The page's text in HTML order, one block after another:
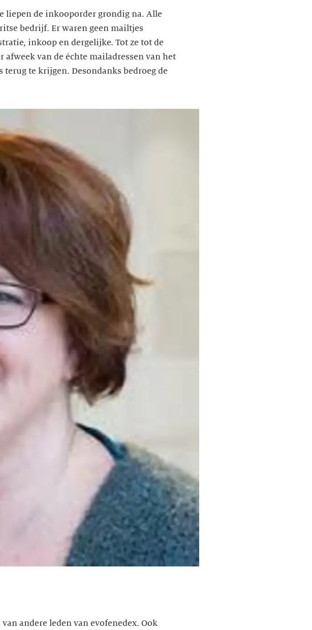
liepen de inkooporder grondig na. Alle
bedrijf. Er waren geen mailtjes
inkoop en dergelijke. Tot ze tot de
van de échte mailadressen van het
te krijgen. Desondanks bedroeg de
andere leden van evofenedex. Ook